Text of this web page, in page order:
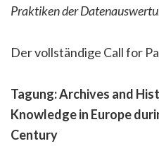
Praktiken der
Der vollständige Call for
Tagung: Archives and
Knowledge in Europe
Century